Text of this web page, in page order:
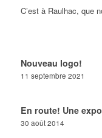
C’est à Raulhac, que
Nouveau logo!
11 septembre 2021
En route! Une
30 août 2014